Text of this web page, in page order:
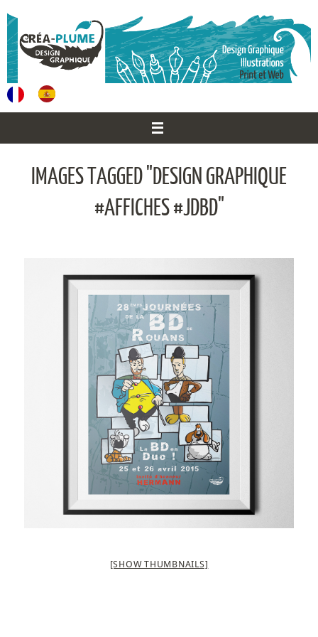
au
contenu
IMAGES TAGGED "DESIGN GRAPHIQUE
#AFFICHES #JDBD"
[SHOW THUMBNAILS]